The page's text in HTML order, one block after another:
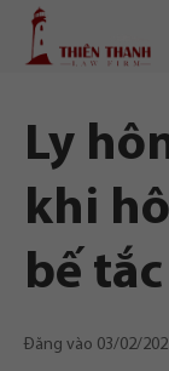
Chuyển
Trang
chủ
Ly
khi
bế tắc
Đăng vào 03/02/